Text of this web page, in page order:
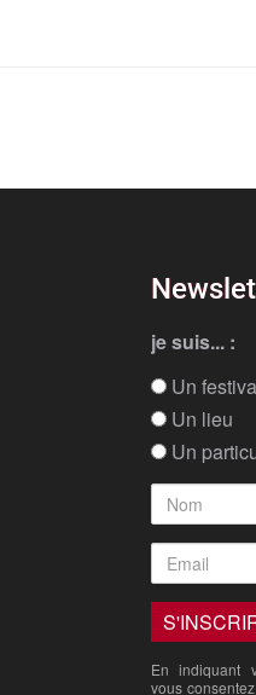
je suis... :
Un
Un lieu
Un
En indiquant
vous